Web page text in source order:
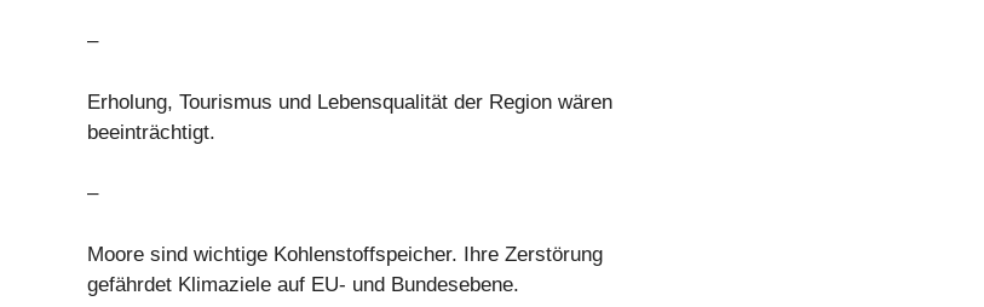
–
Erholung, Tourismus und Lebensqualität der Region wären
beeinträchtigt.
–
Moore sind wichtige Kohlenstoffspeicher. Ihre Zerstörung
gefährdet Klimaziele auf EU- und Bundesebene.